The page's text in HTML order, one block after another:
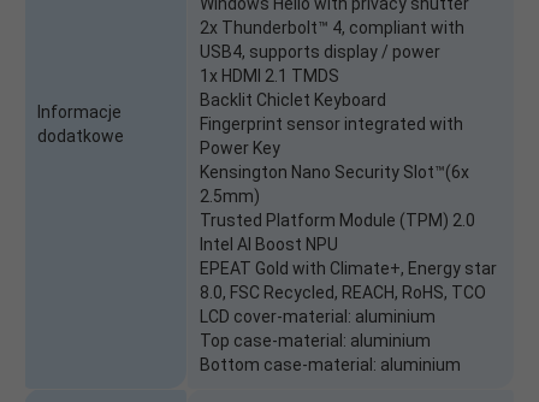
Informacje
dodatkowe
2x Thunderbolt™ 4, compliant with
USB4, supports display / power
1x HDMI 2.1 TMDS
Backlit Chiclet Keyboard
Fingerprint sensor integrated with
Power Key
Kensington Nano Security Slot™(6x
2.5mm)
Trusted Platform Module (TPM) 2.0
Intel AI Boost NPU
EPEAT Gold with Climate+, Energy star
8.0, FSC Recycled, REACH, RoHS, TCO
LCD cover-material: aluminium
Top case-material: aluminium
Bottom case-material: aluminium